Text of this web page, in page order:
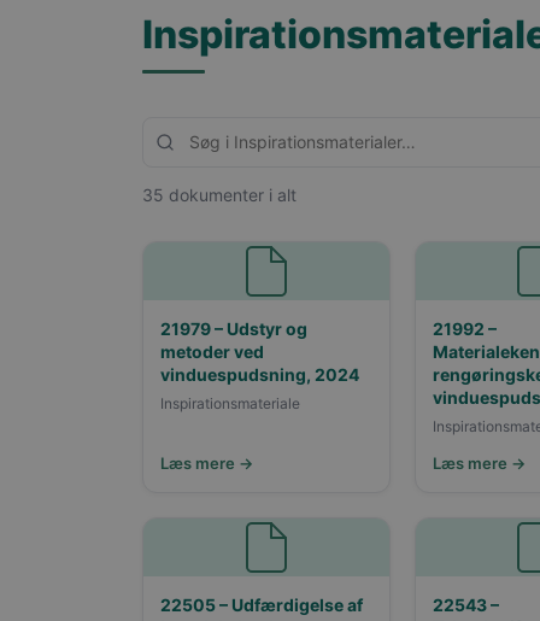
35 dokumenter i alt
21979 – Udstyr og
metoder ved
vinduespudsning, 2024
Inspirationsmateriale
Læs mere →
21992 –
Læs mere →
22505 – Udfærdigelse af
22543 –